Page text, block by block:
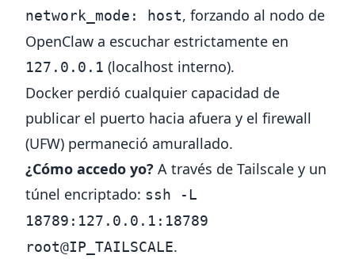
network_mode: host, forzando al nodo de
OpenClaw a escuchar estrictamente en
127.0.0.1 (localhost interno).
Docker perdió cualquier capacidad de
publicar el puerto hacia afuera y el firewall
(UFW) permaneció amurallado.
¿Cómo accedo yo? A través de Tailscale y un
túnel encriptado: ssh -L
18789:127.0.0.1:18789
root@IP_TAILSCALE.